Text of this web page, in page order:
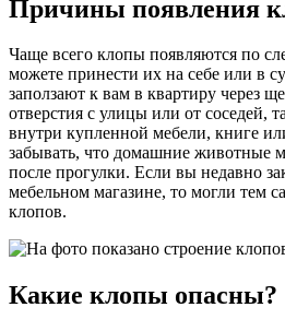
Причины появления
Чаще всего клопы появляются по
можете принести их на себе или в
заползают к вам в квартиру через
отверстия с улицы или от соседей,
внутри купленной мебели, книге
забывать, что домашние животные
после прогулки. Если вы недавно
мебельном магазине, то могли тем
клопов.
Какие клопы опасны?